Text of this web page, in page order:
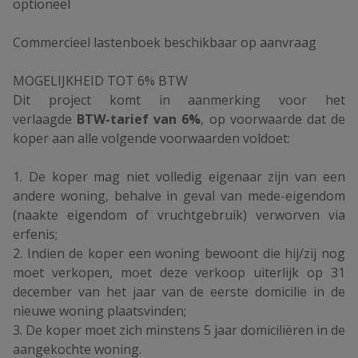
optioneel
Commercieel lastenboek beschikbaar op aanvraag
MOGELIJKHEID TOT 6% BTW
Dit project komt in aanmerking voor het
verlaagde BTW-tarief van 6%, op voorwaarde dat de
koper aan alle volgende voorwaarden voldoet:
1. De koper mag niet volledig eigenaar zijn van een
andere woning, behalve in geval van mede-eigendom
(naakte eigendom of vruchtgebruik) verworven via
erfenis;
2. Indien de koper een woning bewoont die hij/zij nog
moet verkopen, moet deze verkoop uiterlijk op 31
december van het jaar van de eerste domicilie in de
nieuwe woning plaatsvinden;
3. De koper moet zich minstens 5 jaar domiciliëren in de
aangekochte woning.